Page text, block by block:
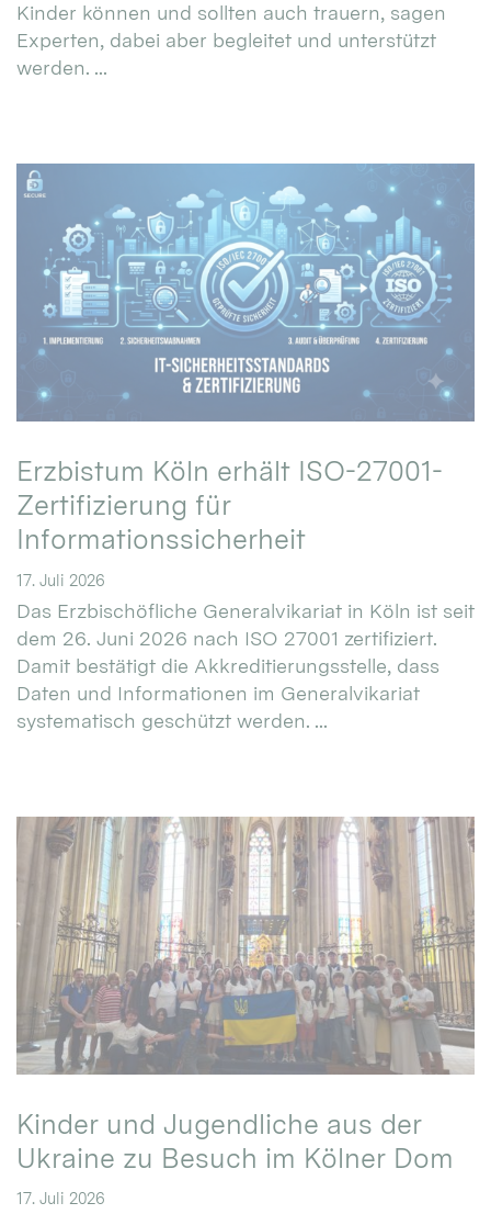
Kinder können und sollten auch trauern, sagen
Experten, dabei aber begleitet und unterstützt
werden. ...
Erzbistum Köln erhält ISO-27001-
Zertifizierung für
Informationssicherheit
17. Juli 2026
Das Erzbischöfliche Generalvikariat in Köln ist seit
dem 26. Juni 2026 nach ISO 27001 zertifiziert.
Damit bestätigt die Akkreditierungsstelle, dass
Daten und Informationen im Generalvikariat
systematisch geschützt werden. ...
Kinder und Jugendliche aus der
Ukraine zu Besuch im Kölner Dom
17. Juli 2026